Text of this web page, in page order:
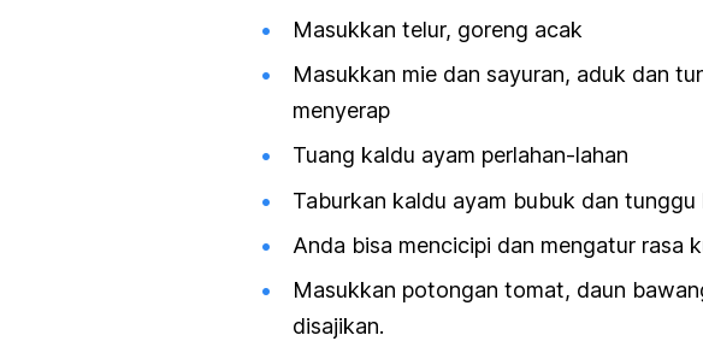
Masukkan telur, goreng acak
Masukkan mie dan sayuran, aduk dan
menyerap
Tuang kaldu ayam perlahan-lahan
Taburkan kaldu ayam bubuk dan tunggu
Anda bisa mencicipi dan mengatur rasa
Masukkan potongan tomat, daun
disajikan.